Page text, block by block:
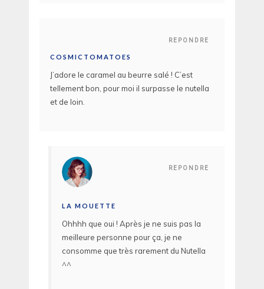
REPONDRE
COSMICTOMATOES
J’adore le caramel au beurre salé ! C’est
tellement bon, pour moi il surpasse le nutella
et de loin.
REPONDRE
LA MOUETTE
Ohhhh que oui ! Après je ne suis pas la
meilleure personne pour ça, je ne
consomme que très rarement du Nutella
^^